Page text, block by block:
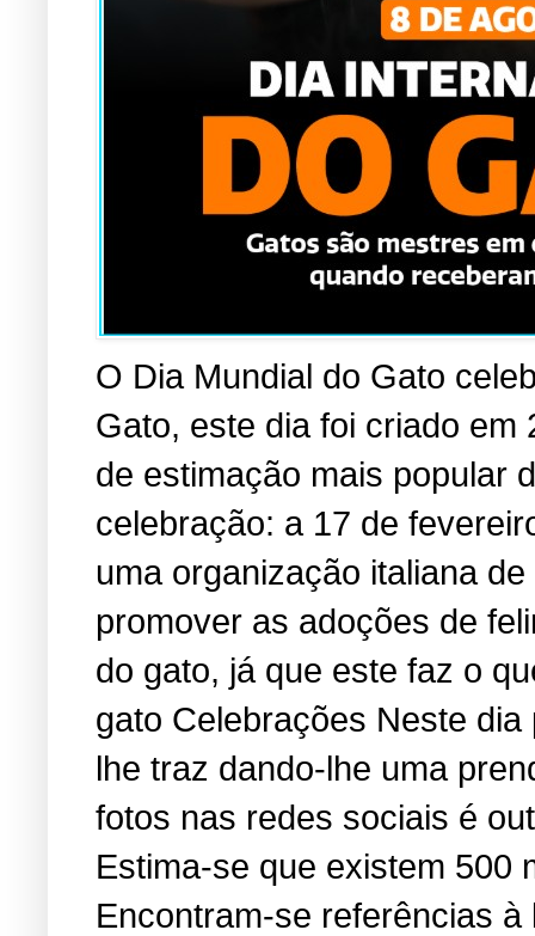
O Dia Mundial do Gato
Gato, este dia foi criado em
de estimação mais popular
celebração: a 17 de
uma organização italiana
promover as adoções de
do gato, já que este faz o
gato Celebrações Neste
lhe traz dando-lhe uma
fotos nas redes sociais é
Estima-se que existem 500
Encontram-se referências